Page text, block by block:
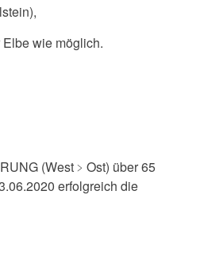
wie möglich.
(West﹥ Ost) über 65
erfolgreich die